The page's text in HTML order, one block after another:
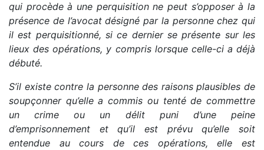
qui procède à une perquisition ne peut s’opposer à la
présence de l’avocat désigné par la personne chez qui
il est perquisitionné, si ce dernier se présente sur les
lieux des opérations, y compris lorsque celle-ci a déjà
débuté.
S’il existe contre la personne des raisons plausibles de
soupçonner qu’elle a commis ou tenté de commettre
un crime ou un délit puni d’une peine
d’emprisonnement et qu’il est prévu qu’elle soit
entendue au cours de ces opérations, elle est